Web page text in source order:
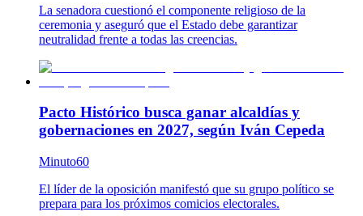
La senadora cuestionó el componente religioso de la
ceremonia y aseguró que el Estado debe garantizar
neutralidad frente a todas las creencias.
Pacto Histórico busca ganar alcaldías y
gobernaciones en 2027, según Iván Cepeda
Minuto60
El líder de la oposición manifestó que su grupo político se
prepara para los próximos comicios electorales.